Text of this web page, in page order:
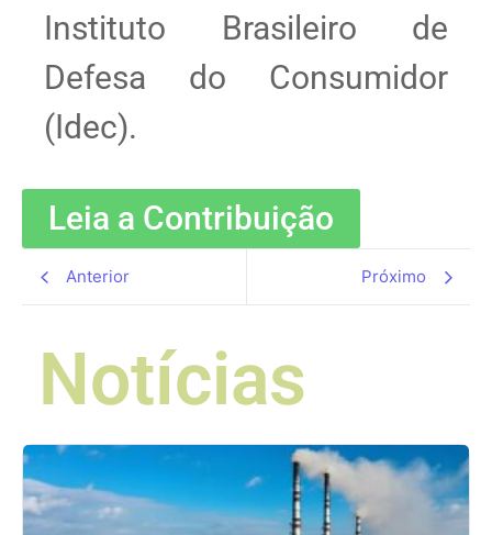
Instituto Brasileiro de
Defesa do Consumidor
(Idec).
Leia a Contribuição
Anterior Próximo
Notícias